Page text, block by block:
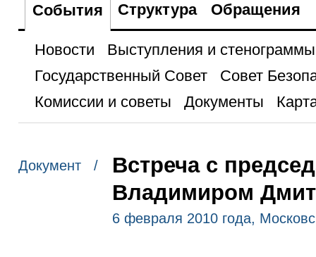
События Структура Обращения
Новости
Выступления и стенограммы
Государственный Совет
Совет
Комиссии и советы
Документы
Документ /
Встреча с
Владимиром
6 февраля 2010 года,